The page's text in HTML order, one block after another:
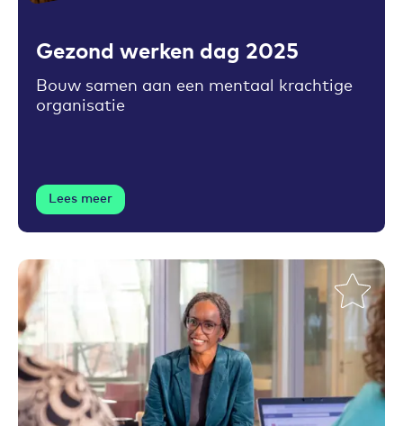
Gezond werken dag 2025
Bouw samen aan een mentaal krachtige
organisatie
Lees meer